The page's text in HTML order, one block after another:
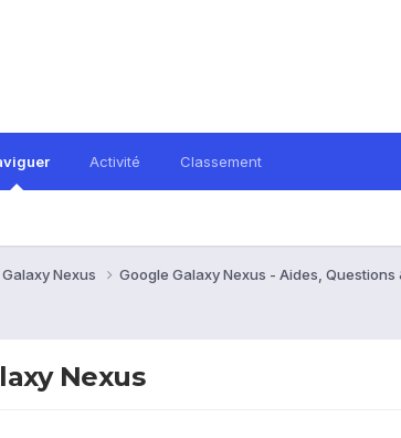
Activité Classement
Nexus
Google Galaxy Nexus - Aides, Questions
Nexus